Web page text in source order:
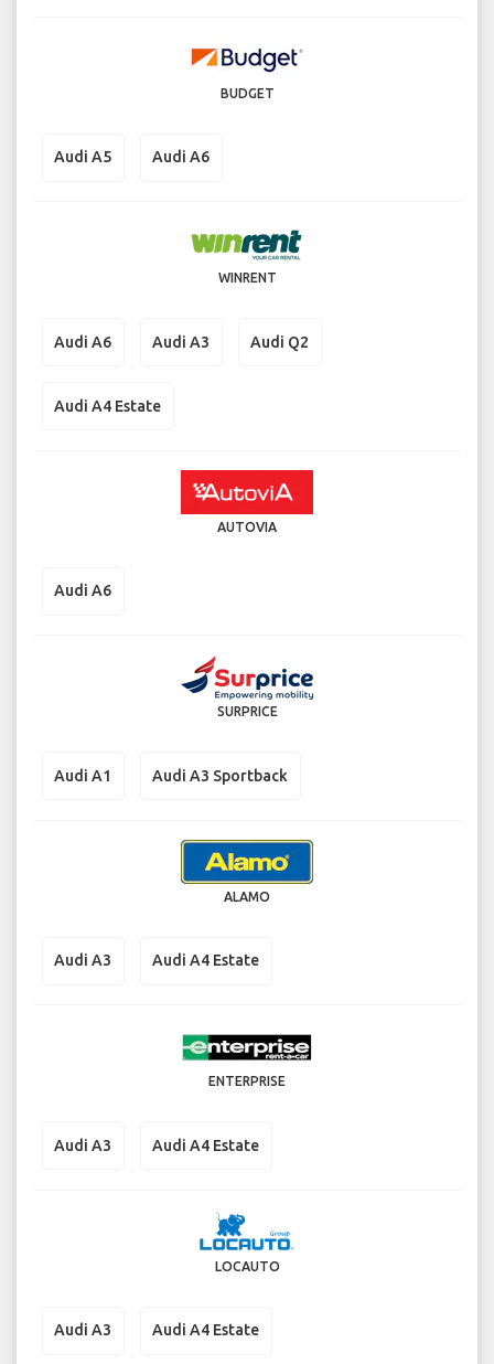
BUDGET
Audi A5 Audi A6
WINRENT
Audi A6 Audi A3 Audi Q2
Audi A4 Estate
AUTOVIA
Audi A6
SURPRICE
Audi A1 Audi A3 Sportback
ALAMO
Audi A3 Audi A4 Estate
ENTERPRISE
Audi A3 Audi A4 Estate
LOCAUTO
Audi A3 Audi A4 Estate